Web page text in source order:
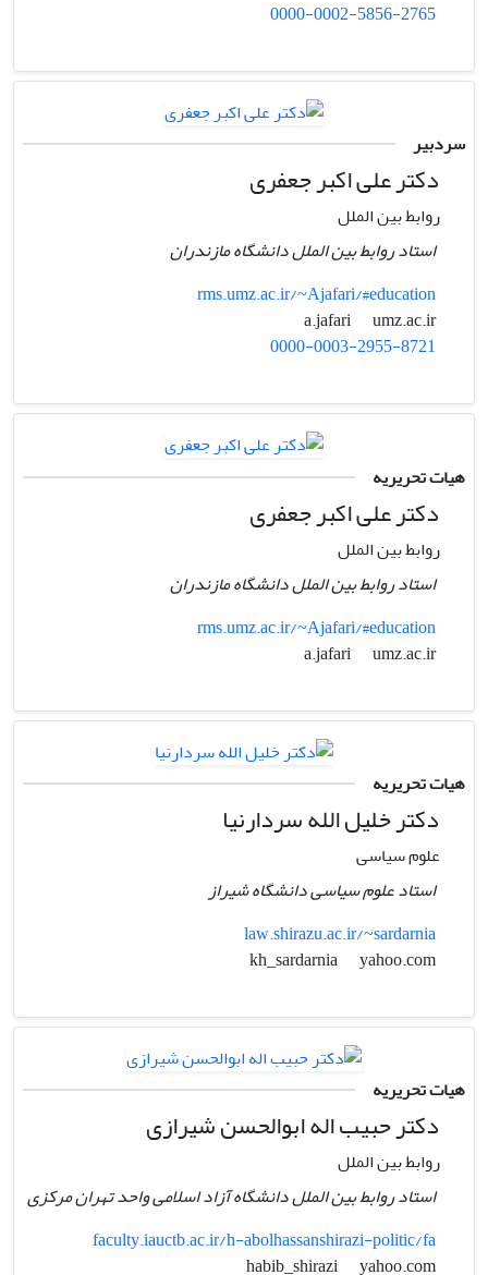
0000-0002-5856-2765
سردبیر
دکتر علی اکبر جعفری
روابط بین الملل
استاد روابط بین الملل دانشگاه مازندران
rms.umz.ac.ir/~Ajafari/#education
a.jafari
umz.ac.ir
0000-0003-2955-8721
هیات تحریریه
دکتر علی اکبر جعفری
روابط بین الملل
استاد روابط بین الملل دانشگاه مازندران
rms.umz.ac.ir/~Ajafari/#education
a.jafari
umz.ac.ir
هیات تحریریه
دکتر خلیل الله سردارنیا
علوم سیاسی
استاد علوم سیاسی دانشگاه شیراز
law.shirazu.ac.ir/~sardarnia
yahoo.com
هیات تحریریه
دکتر حبیب اله ابوالحسن شیرازی
روابط بین الملل
استاد روابط بین الملل دانشگاه آزاد اسلامی واحد تهران مرکزی
faculty.iauctb.ac.ir/h-abolhassanshirazi-politic/fa
yahoo.com